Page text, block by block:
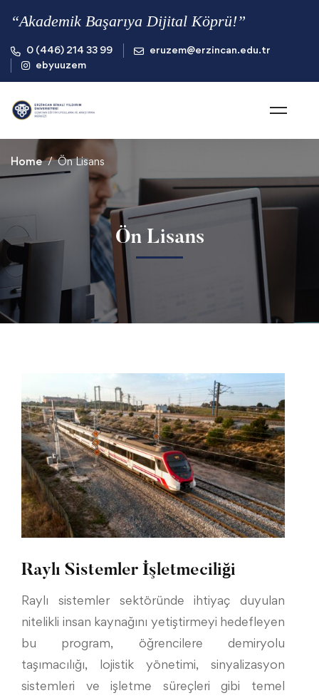
“Akademik Başarıya Dijital Köprü!”
0 (446) 214 33 99
eruzem@erzincan.edu.tr
ebyuuzem
Home Ön Lisans
Ön Lisans
Raylı Sistemler İşletmeciliği
Raylı sistemler sektöründe ihtiyaç duyulan
nitelikli insan kaynağını yetiştirmeyi hedefleyen
bu program, öğrencilere demiryolu
taşımacılığı, lojistik yönetimi, sinyalizasyon
sistemleri ve işletme süreçleri gibi temel